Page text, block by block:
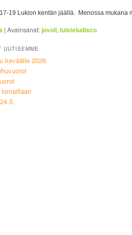
19 Lukion kentän jäällä. Menossa mukana
|Avainsanat:jovoli,luisteludisco
UUTISEMME
keväälle 2026